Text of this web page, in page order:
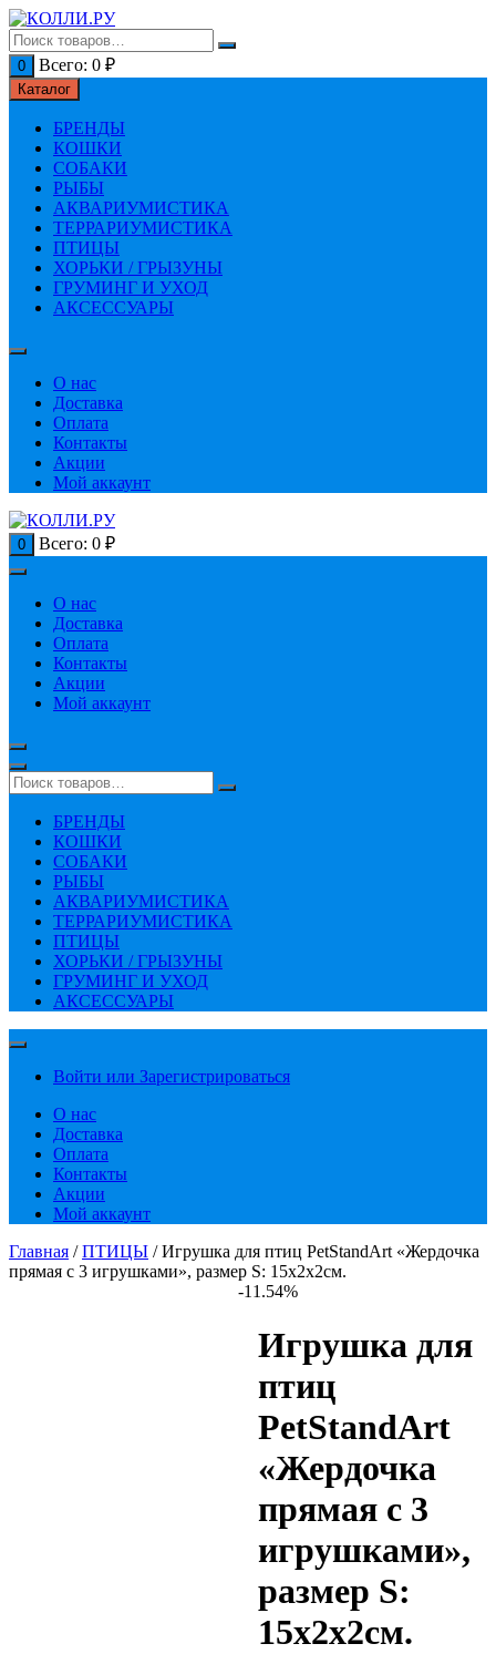
Перейти
к
содержимому
0 Всего: 0 ₽
Каталог
БРЕНДЫ
КОШКИ
СОБАКИ
РЫБЫ
АКВАРИУМИСТИКА
ТЕРРАРИУМИСТИКА
ПТИЦЫ
ХОРЬКИ / ГРЫЗУНЫ
ГРУМИНГ И УХОД
АКСЕССУАРЫ
О нас
Доставка
Оплата
Контакты
Акции
Мой аккаунт
0 Всего: 0 ₽
О нас
Доставка
Оплата
Контакты
Акции
Мой аккаунт
БРЕНДЫ
КОШКИ
СОБАКИ
РЫБЫ
АКВАРИУМИСТИКА
ТЕРРАРИУМИСТИКА
ПТИЦЫ
ХОРЬКИ / ГРЫЗУНЫ
ГРУМИНГ И УХОД
АКСЕССУАРЫ
Войти или Зарегистрироваться
О нас
Доставка
Оплата
Контакты
Акции
Мой аккаунт
Главная /ПТИЦЫ / Игрушка для птиц PetStandArt «Жердочка
прямая с 3 игрушками», размер S: 15x2x2см.
-11.54%
Игрушка для
птиц
PetStandArt
«Жердочка
прямая с 3
игрушками»,
размер S:
15x2x2см.